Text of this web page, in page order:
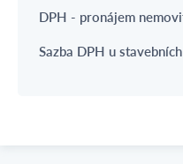
DPH - pronájem
Sazba DPH u